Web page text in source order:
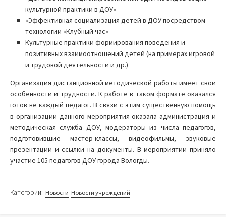
культурной практики в ДОУ»
«Эффективная социализация детей в ДОУ посредством
технологии «Клубный час»
Культурные практики формирования поведения и
позитивных взаимоотношений детей (на примерах игровой
и трудовой деятельности и др.)
Организация дистанционной методической работы имеет свои
особенности и трудности. К работе в таком формате оказался
готов не каждый педагог. В связи с этим существенную помощь
в организации данного мероприятия оказала администрация и
методическая служба ДОУ, модераторы из числа педагогов,
подготовившие мастер-классы, видеофильмы, звуковые
презентации и ссылки на документы. В мероприятии приняло
участие 105 педагогов ДОУ города Вологды.
Категории: Новости Новости учреждений